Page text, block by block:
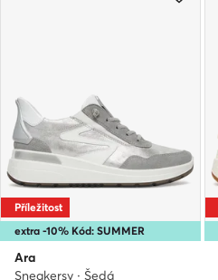
extra -10% Kód: SUMMER
Příležitost
Ara
Sneakersy · Šedá